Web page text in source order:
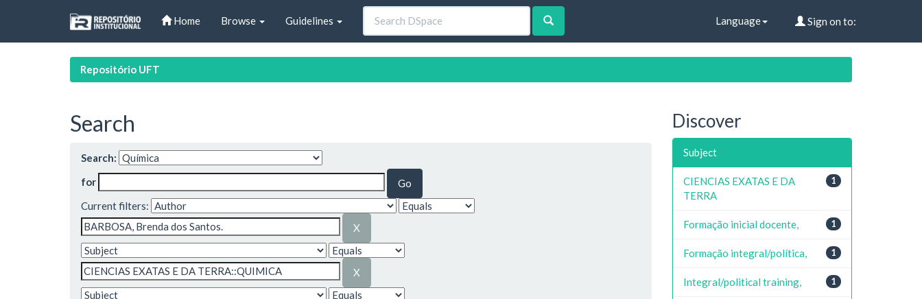
Home Browse Guidelines Language Sign on to:
Repositório UFT
Search
Search:
for
Current filters:
Discover
Subject
1
CIENCIAS EXATAS E DA
TERRA
1
Formação inicial docente,
1
Formação integral/política,
1
Integral/political training,